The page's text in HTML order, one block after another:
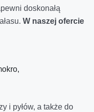
doskonałą
W naszej ofercie
i pyłów, a także do